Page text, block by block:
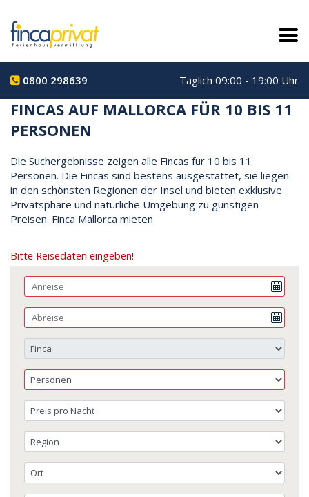
0800 298639 Täglich 09:00 - 19:00 Uhr
FINCAS AUF MALLORCA FÜR 10 BIS 11
PERSONEN
Die Suchergebnisse zeigen alle Fincas für 10 bis 11
Personen. Die Fincas sind bestens ausgestattet, sie liegen
in den schönsten Regionen der Insel und bieten exklusive
Privatsphäre und natürliche Umgebung zu günstigen
Preisen. Finca Mallorca mieten
Bitte Reisedaten eingeben!